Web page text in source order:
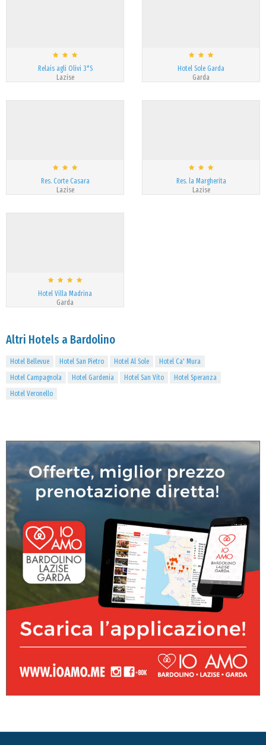
Relais agli Olivi 3*S
Lazise
Hotel Sole Garda
Garda
Res. Corte Casara
Lazise
Res. la Margherita
Lazise
Hotel Villa Madrina
Garda
Altri Hotels a Bardolino
Hotel Bellevue Hotel San Pietro Hotel Al Sole
Hotel Ca' Mura
Hotel Campagnola
Hotel Gardenia Hotel San Vito
Hotel Speranza
Hotel Veronello